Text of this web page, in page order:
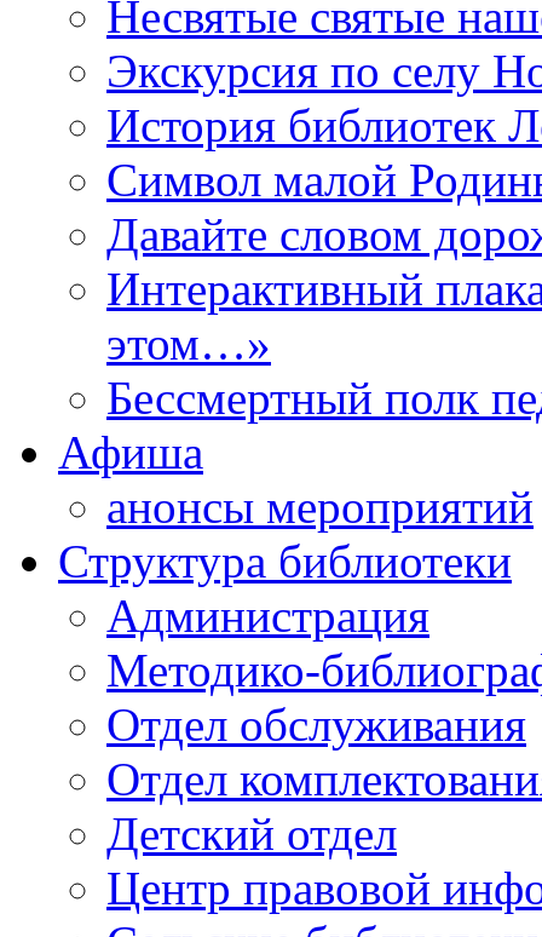
Несвятые святые
Экскурсия по селу
История библиотек
Символ малой
Давайте словом
Интерактивный
этом…»
Бессмертный полк
Афиша
анонсы мероприятий
Структура библиотеки
Администрация
Методико-
Отдел обслуживания
Отдел
Детский отдел
Центр правовой